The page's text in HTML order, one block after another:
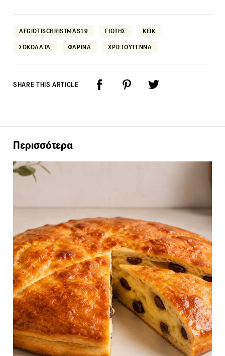
AFGIOTISCHRISTMAS19 ΓΙΩΤΗΣ ΚΕΙΚ
ΣΟΚΟΛΑΤΑ ΦΑΡΙΝΑ ΧΡΙΣΤΟΥΓΕΝΝΑ
SHARE THIS ARTICLE
Περισσότερα